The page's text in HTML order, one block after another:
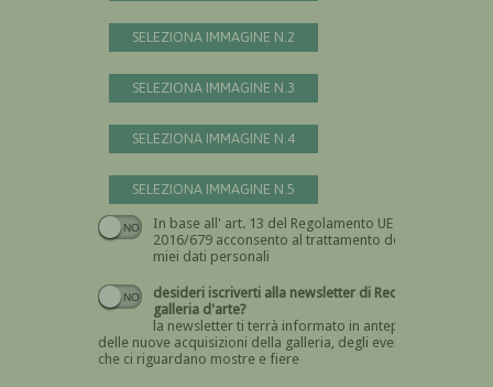
SELEZIONA IMMAGINE N.2
SELEZIONA IMMAGINE N.3
SELEZIONA IMMAGINE N.4
SELEZIONA IMMAGINE N.5
In base all' art. 13 del Regolamento UE n.
2016/679 acconsento al trattamento dei
miei dati personali
Devi dare il consenso
desideri iscriverti alla newsletter di Recta
galleria d'arte?
la newsletter ti terrà informato in anteprima
delle nuove acquisizioni della galleria, degli eventi
che ci riguardano mostre e fiere